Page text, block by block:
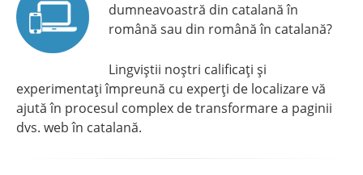
dumneavoastră din catalană în
română sau din română în catalană?
Lingviştii noştri calificați și
experimentați împreună cu experți de localizare vă
ajută în procesul complex de transformare a paginii
dvs. web în catalană.